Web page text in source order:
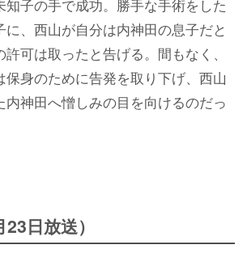
子の手で成功。勝手な手術をした
、西山が自分は内神田の息子だと
可は取ったと告げる。間もなく、
身のために告発を取り下げ、西山
内神田へ憎しみの目を向けるのだっ
日放送）